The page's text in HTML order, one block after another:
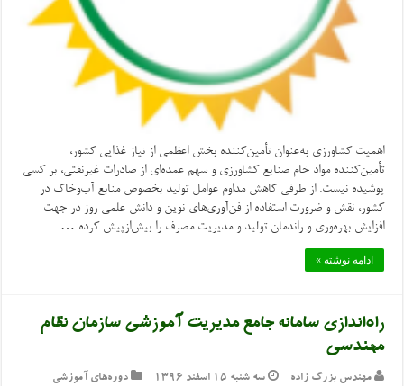
اهمیت کشاورزی به‌عنوان تأمین‌کننده بخش اعظمی از نیاز غذایی کشور،
تأمین‌کننده مواد خام صنایع کشاورزی و سهم عمده‌ای از صادرات غیرنفتی، بر کسی
پوشیده نیست. از طرفی کاهش مداوم عوامل تولید بخصوص منابع آب‌وخاک در
کشور، نقش و ضرورت استفاده از فن‌آوری‌های نوین و دانش علمی روز در جهت
افزایش بهره‌وری و راندمان تولید و مدیریت مصرف را بیش‌ازپیش کرده …
ادامه نوشته »
راه‌اندازی سامانه جامع مدیریت آموزشی سازمان نظام
مهندسی
مهندس بزرگ زاده سه شنبه ۱۵ اسفند ۱۳۹۶
دوره‌های آموزشی